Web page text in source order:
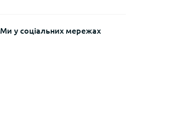
Ми у соціальних мережах